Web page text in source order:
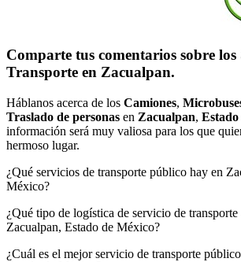
Comparte tus comentarios sobre los
Transporte en Zacualpan.
Háblanos acerca de los Camiones,
Traslado de personas en Zacualpan,
información será muy valiosa para los que
hermoso lugar.
¿Qué servicios de transporte público hay en
México?
¿Qué tipo de logística de servicio de transporte
Zacualpan, Estado de México?
¿Cuál es el mejor servicio de transporte